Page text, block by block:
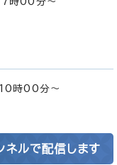
時00分～
ルで配信します